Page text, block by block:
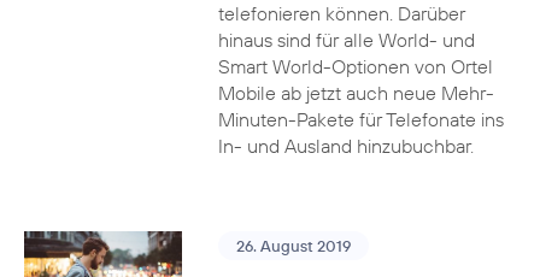
telefonieren können. Darüber
hinaus sind für alle World- und
Smart World-Optionen von Ortel
Mobile ab jetzt auch neue Mehr-
Minuten-Pakete für Telefonate ins
In- und Ausland hinzubuchbar.
26. August 2019